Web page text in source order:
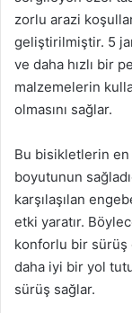
zorlu arazi
geliştirilmiştir. 5
ve daha hızlı bir
malzemelerin
olmasını sağlar.
Bu bisikletlerin en
boyutunun
karşılaşılan
etki yaratır.
konforlu bir sürüş
daha iyi bir yol
sürüş sağlar.